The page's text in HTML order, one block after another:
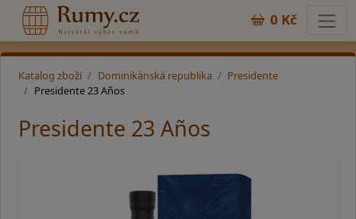
0 Kč
Katalog zboží Dominikánská republika
Presidente
Presidente 23 Años
Presidente 23 Años